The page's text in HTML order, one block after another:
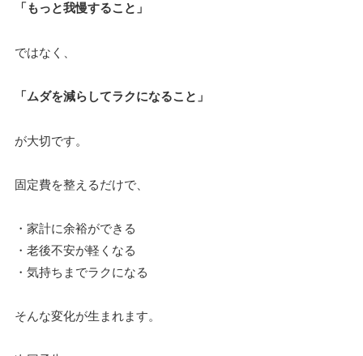
「もっと我慢すること」
ではなく、
「ムダを減らしてラクになること」
が大切です。
固定費を整えるだけで、
・家計に余裕ができる
・老後不安が軽くなる
・気持ちまでラクになる
そんな変化が生まれます。